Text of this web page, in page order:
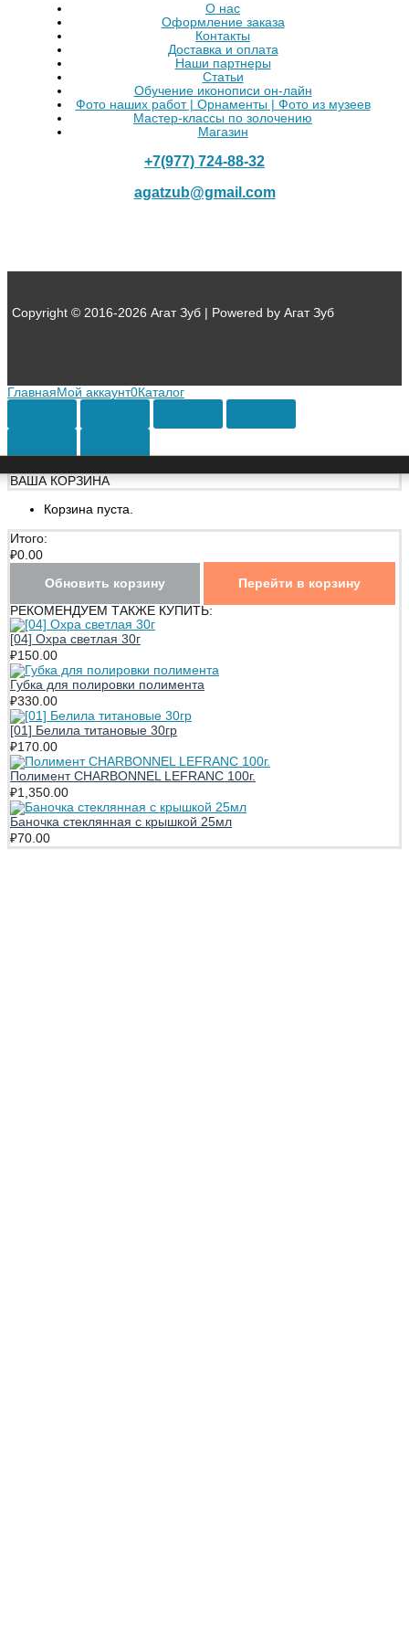
О нас
Оформление заказа
Контакты
Доставка и оплата
Наши партнеры
Статьи
Обучение иконописи он-лайн
Фото наших работ | Орнаменты | Фото из музеев
Мастер-классы по золочению
Магазин
+7(977) 724-88-32
agatzub@gmail.com
Copyright © 2016-2026 Агат Зуб | Powered by Агат Зуб
ГлавнаяМой аккаунт0Каталог
ВАША КОРЗИНА
Корзина пуста.
Итого:
₽0.00
Обновить корзину
Перейти в корзину
РЕКОМЕНДУЕМ ТАКЖЕ КУПИТЬ:
[04] Охра светлая 30г
₽150.00
Губка для полировки полимента
₽330.00
[01] Белила титановые 30гр
₽170.00
Полимент CHARBONNEL LEFRANC 100г.
₽1,350.00
Баночка стеклянная с крышкой 25мл
₽70.00